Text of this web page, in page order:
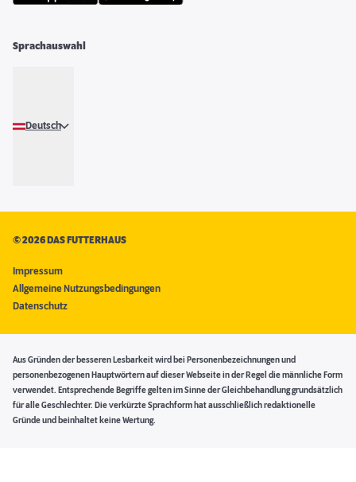
Sprachauswahl
Deutsch
©2026 DAS FUTTERHAUS
Impressum
Allgemeine Nutzungsbedingungen
Datenschutz
Aus Gründen der besseren Lesbarkeit wird bei Personenbezeichnungen und
personenbezogenen Hauptwörtern auf dieser Webseite in der Regel die männliche Form
verwendet. Entsprechende Begriffe gelten im Sinne der Gleichbehandlung grundsätzlich
für alle Geschlechter. Die verkürzte Sprachform hat ausschließlich redaktionelle
Gründe und beinhaltet keine Wertung.